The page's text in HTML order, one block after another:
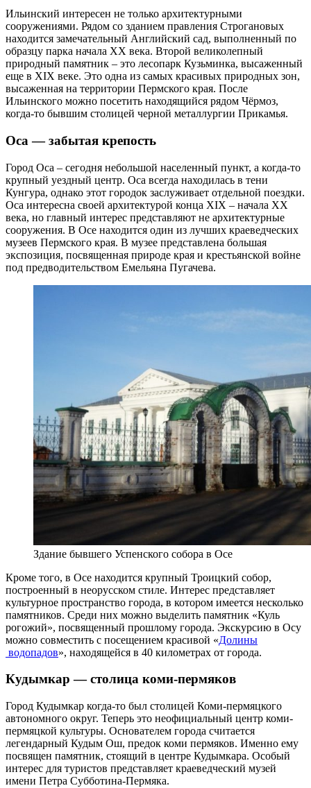
Ильинский интересен не только архитектурными
сооружениями. Рядом со зданием правления Строгановых
находится замечательный Английский сад, выполненный по
образцу парка начала XX века. Второй великолепный
природный памятник – это лесопарк Кузьминка, высаженный
еще в XIX веке. Это одна из самых красивых природных зон,
высаженная на территории Пермского края. После
Ильинского можно посетить находящийся рядом Чёрмоз,
когда-то бывшим столицей черной металлургии Прикамья.
Оса — забытая крепость
Город Оса – сегодня небольшой населенный пункт, а когда-то
крупный уездный центр. Оса всегда находилась в тени
Кунгура, однако этот городок заслуживает отдельной поездки.
Оса интересна своей архитектурой конца XIX – начала XX
века, но главный интерес представляют не архитектурные
сооружения. В Осе находится один из лучших краеведческих
музеев Пермского края. В музее представлена большая
экспозиция, посвященная природе края и крестьянской войне
под предводительством Емельяна Пугачева.
Здание бывшего Успенского собора в Осе
Кроме того, в Осе находится крупный Троицкий собор,
построенный в неорусском стиле. Интерес представляет
культурное пространство города, в котором имеется несколько
памятников. Среди них можно выделить памятник «Куль
рогожий», посвященный прошлому города. Экскурсию в Осу
можно совместить с посещением красивой «Долины
водопадов», находящейся в 40 километрах от города.
Кудымкар — столица коми-пермяков
Город Кудымкар когда-то был столицей Коми-пермяцкого
автономного округ. Теперь это неофициальный центр коми-
пермяцкой культуры. Основателем города считается
легендарный Кудым Ош, предок коми пермяков. Именно ему
посвящен памятник, стоящий в центре Кудымкара. Особый
интерес для туристов представляет краеведческий музей
имени Петра Субботина-Пермяка.